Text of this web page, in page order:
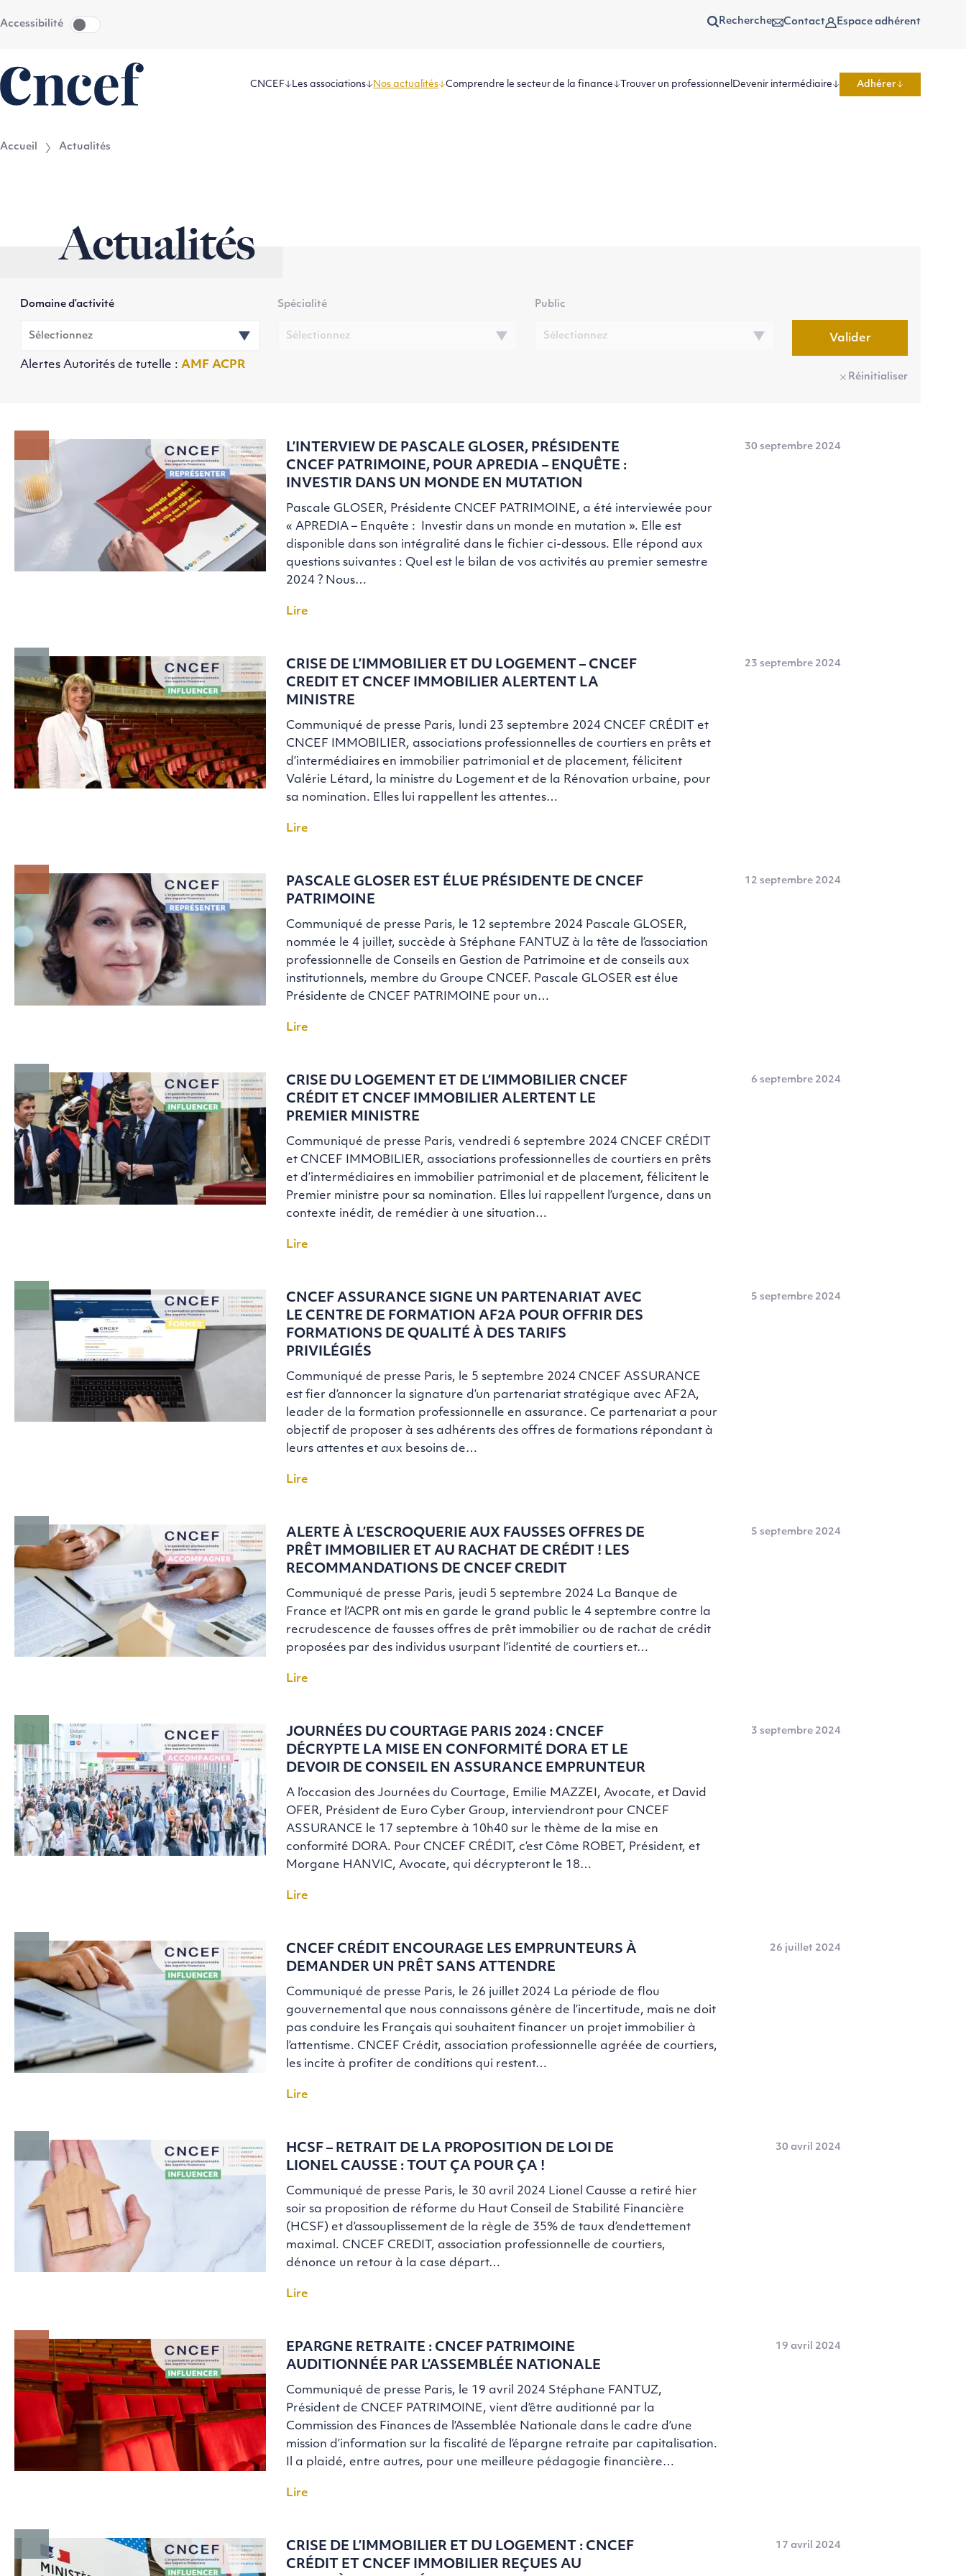
Accessibilité Recherche Contact Espace adhérent
CNCEF Les associations Nos actualités Comprendre le secteur de la finance Trouver un professionnel Devenir intermédiaire Adhérer
Accueil Actualités
Actualités
Alertes Autorités de tutelle : AMF ACPR
Domaine d’activité Spécialité Public
Valider
Réinitialiser
30 septembre 2024
L’INTERVIEW DE PASCALE GLOSER, PRÉSIDENTE
CNCEF PATRIMOINE, POUR APREDIA – ENQUÊTE :
INVESTIR DANS UN MONDE EN MUTATION
Pascale GLOSER, Présidente CNCEF PATRIMOINE, a été interviewée pour
« APREDIA – Enquête : Investir dans un monde en mutation ». Elle est
disponible dans son intégralité dans le fichier ci-dessous. Elle répond aux
questions suivantes : Quel est le bilan de vos activités au premier semestre
2024 ? Nous…
Lire
23 septembre 2024
CRISE DE L’IMMOBILIER ET DU LOGEMENT – CNCEF
CREDIT ET CNCEF IMMOBILIER ALERTENT LA
MINISTRE
Communiqué de presse Paris, lundi 23 septembre 2024 CNCEF CRÉDIT et
CNCEF IMMOBILIER, associations professionnelles de courtiers en prêts et
d’intermédiaires en immobilier patrimonial et de placement, félicitent
Valérie Létard, la ministre du Logement et de la Rénovation urbaine, pour
sa nomination. Elles lui rappellent les attentes…
Lire
12 septembre 2024
PASCALE GLOSER EST ÉLUE PRÉSIDENTE DE CNCEF
PATRIMOINE
Communiqué de presse Paris, le 12 septembre 2024 Pascale GLOSER,
nommée le 4 juillet, succède à Stéphane FANTUZ à la tête de l’association
professionnelle de Conseils en Gestion de Patrimoine et de conseils aux
institutionnels, membre du Groupe CNCEF. Pascale GLOSER est élue
Présidente de CNCEF PATRIMOINE pour un…
Lire
6 septembre 2024
CRISE DU LOGEMENT ET DE L’IMMOBILIER CNCEF
CRÉDIT ET CNCEF IMMOBILIER ALERTENT LE
PREMIER MINISTRE
Communiqué de presse Paris, vendredi 6 septembre 2024 CNCEF CRÉDIT
et CNCEF IMMOBILIER, associations professionnelles de courtiers en prêts
et d’intermédiaires en immobilier patrimonial et de placement, félicitent le
Premier ministre pour sa nomination. Elles lui rappellent l’urgence, dans un
contexte inédit, de remédier à une situation…
Lire
5 septembre 2024
CNCEF ASSURANCE SIGNE UN PARTENARIAT AVEC
LE CENTRE DE FORMATION AF2A POUR OFFRIR DES
FORMATIONS DE QUALITÉ À DES TARIFS
PRIVILÉGIÉS
Communiqué de presse Paris, le 5 septembre 2024 CNCEF ASSURANCE
est fier d’annoncer la signature d’un partenariat stratégique avec AF2A,
leader de la formation professionnelle en assurance. Ce partenariat a pour
objectif de proposer à ses adhérents des offres de formations répondant à
leurs attentes et aux besoins de…
Lire
5 septembre 2024
ALERTE À L’ESCROQUERIE AUX FAUSSES OFFRES DE
PRÊT IMMOBILIER ET AU RACHAT DE CRÉDIT ! LES
RECOMMANDATIONS DE CNCEF CREDIT
Communiqué de presse Paris, jeudi 5 septembre 2024 La Banque de
France et l’ACPR ont mis en garde le grand public le 4 septembre contre la
recrudescence de fausses offres de prêt immobilier ou de rachat de crédit
proposées par des individus usurpant l’identité de courtiers et…
Lire
3 septembre 2024
JOURNÉES DU COURTAGE PARIS 2024 : CNCEF
DÉCRYPTE LA MISE EN CONFORMITÉ DORA ET LE
DEVOIR DE CONSEIL EN ASSURANCE EMPRUNTEUR
A l’occasion des Journées du Courtage, Emilie MAZZEI, Avocate, et David
OFER, Président de Euro Cyber Group, interviendront pour CNCEF
ASSURANCE le 17 septembre à 10h40 sur le thème de la mise en
conformité DORA. Pour CNCEF CRÉDIT, c’est Côme ROBET, Président, et
Morgane HANVIC, Avocate, qui décrypteront le 18…
Lire
26 juillet 2024
CNCEF CRÉDIT ENCOURAGE LES EMPRUNTEURS À
DEMANDER UN PRÊT SANS ATTENDRE
Communiqué de presse Paris, le 26 juillet 2024 La période de flou
gouvernemental que nous connaissons génère de l’incertitude, mais ne doit
pas conduire les Français qui souhaitent financer un projet immobilier à
l’attentisme. CNCEF Crédit, association professionnelle agréée de courtiers,
les incite à profiter de conditions qui restent…
Lire
30 avril 2024
HCSF – RETRAIT DE LA PROPOSITION DE LOI DE
LIONEL CAUSSE : TOUT ÇA POUR ÇA !
Communiqué de presse Paris, le 30 avril 2024 Lionel Causse a retiré hier
soir sa proposition de réforme du Haut Conseil de Stabilité Financière
(HCSF) et d’assouplissement de la règle de 35% de taux d’endettement
maximal. CNCEF CREDIT, association professionnelle de courtiers,
dénonce un retour à la case départ…
Lire
19 avril 2024
EPARGNE RETRAITE : CNCEF PATRIMOINE
AUDITIONNÉE PAR L’ASSEMBLÉE NATIONALE
Communiqué de presse Paris, le 19 avril 2024 Stéphane FANTUZ,
Président de CNCEF PATRIMOINE, vient d’être auditionné par la
Commission des Finances de l’Assemblée Nationale dans le cadre d’une
mission d’information sur la fiscalité de l’épargne retraite par capitalisation.
Il a plaidé, entre autres, pour une meilleure pédagogie financière…
Lire
17 avril 2024
CRISE DE L’IMMOBILIER ET DU LOGEMENT : CNCEF
CRÉDIT ET CNCEF IMMOBILIER REÇUES AU